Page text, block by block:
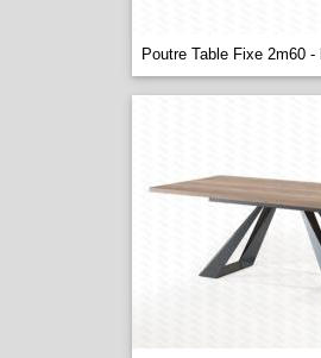
Poutre Table Fixe 2m60 -